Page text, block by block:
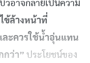
อาจกลายเป็นความ
ข้ล้างหน้าที่
ละควรใช้น้ำอุ่นแทน
กว่า” ประโยชน์ของ